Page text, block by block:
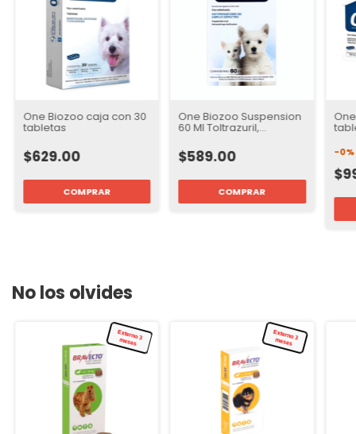
One Biozoo caja con 30
tabletas
$629.00
One Biozoo Suspension
60 Ml Toltrazuril,
$589.00 -0%
No los olvides
Externo 3
meses
Externo 3
meses